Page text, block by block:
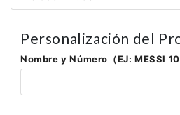
Personalización del
Nombre y Número（EJ: MESSI 10